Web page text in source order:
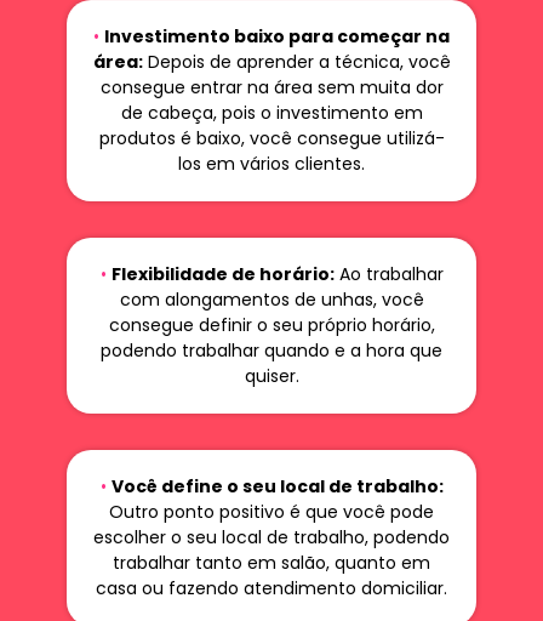
• Investimento baixo para começar na
área:Depois de aprender a técnica, você
consegue entrar na área sem muita dor
de cabeça, pois o investimento em
produtos é baixo, você consegue utilizá-
los em vários clientes.
• Flexibilidade de horário:Ao trabalhar
com alongamentos de unhas, você
consegue definir o seu próprio horário,
podendo trabalhar quando e a hora que
quiser.
• Você define o seu local de trabalho:
Outro ponto positivo é que você pode
escolher o seu local de trabalho, podendo
trabalhar tanto em salão, quanto em
casa ou fazendo atendimento domiciliar.